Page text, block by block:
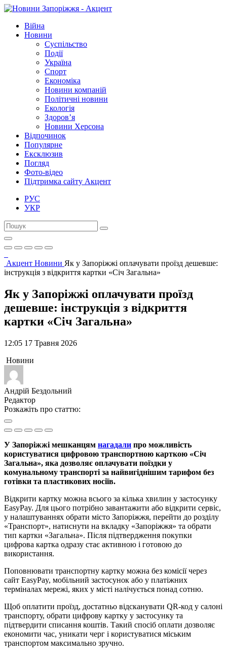
Війна
Новини
Суспільство
Події
Україна
Спорт
Економіка
Новини компаній
Політичні новини
Екологія
Здоров’я
Новини Херсона
Відпочинок
Популярне
Ексклюзив
Погляд
Фото-відео
Підтримка сайту Акцент
РУС
УКР
Акцент Новини Як у Запоріжжі оплачувати проїзд дешевше:
інструкція з відкриття картки «Січ Загальна»
Як у Запоріжжі оплачувати проїзд
дешевше: інструкція з відкриття
картки «Січ Загальна»
12:05 17 Травня 2026
Новини
Андрій Бездольний
Редактор
Розкажіть про статтю:
У Запоріжжі мешканцям нагадали про можливість
користуватися цифровою транспортною карткою «Січ
Загальна», яка дозволяє оплачувати поїздки у
комунальному транспорті за найвигіднішим тарифом без
готівки та пластикових носіїв.
Відкрити картку можна всього за кілька хвилин у застосунку
EasyPay. Для цього потрібно завантажити або відкрити сервіс,
у налаштуваннях обрати місто Запоріжжя, перейти до розділу
«Транспорт», натиснути на вкладку «Запоріжжя» та обрати
тип картки «Загальна». Після підтвердження покупки
цифрова картка одразу стає активною і готовою до
використання.
Поповнювати транспортну картку можна без комісії через
сайт EasyPay, мобільний застосунок або у платіжних
терміналах мережі, яких у місті налічується понад сотню.
Щоб оплатити проїзд, достатньо відсканувати QR-код у салоні
транспорту, обрати цифрову картку у застосунку та
підтвердити списання коштів. Такий спосіб оплати дозволяє
економити час, уникати черг і користуватися міським
транспортом максимально зручно.